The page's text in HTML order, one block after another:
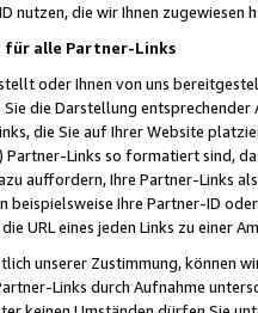
nutzen, die wir Ihnen zugewiesen
für alle Partner-Links
oder Ihnen von uns
die Darstellung
die Sie auf Ihrer Website
Partner-Links so formatiert sind,
auffordern, Ihre Partner-Links
beispielsweise Ihre Partner-ID
URL eines jeden Links zu einer
unserer Zustimmung, können
Links durch Aufnahme